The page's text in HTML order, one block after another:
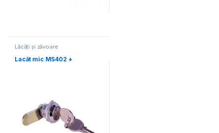
Lăcăți și zăvoare
electromecanice
Lacăt mic MS402 +